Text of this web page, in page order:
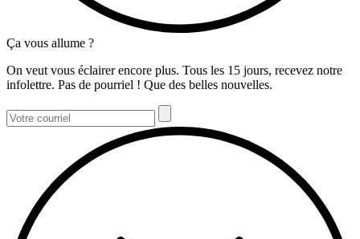
Ça vous allume ?
On veut vous éclairer encore plus. Tous les 15 jours, recevez notre
infolettre. Pas de pourriel ! Que des belles nouvelles.